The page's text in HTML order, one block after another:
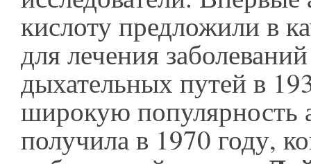
кислоту предложили в
для лечения
дыхательных путей в
широкую популярность
получила в 1970 году,